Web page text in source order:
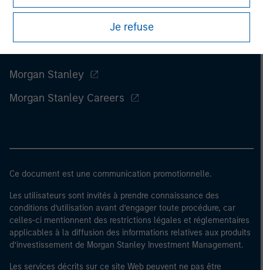
Je refuse
Morgan Stanley
Morgan Stanley Careers
Ce document est une communication promotionnelle.
Les utilisateurs sont invités à prendre connaissance des
conditions d’utilisation avant d’engager toute procédure, car
celles-ci mentionnent des restrictions légales et réglementaires
applicables à la diffusion des informations relatives aux produits
d’investissement de Morgan Stanley Investment Management.
Les services décrits sur ce site Web peuvent ne pas être